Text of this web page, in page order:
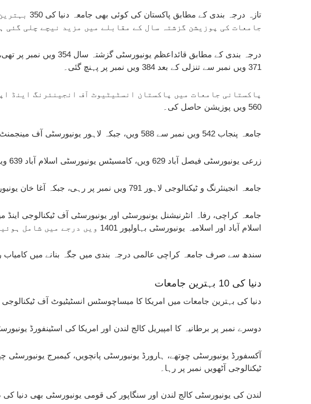
تازہ درجہ
جامعات کی پوزیشن گزشتہ سال کے مقابلے میں مزید نیچے چلی گئی
371 ویں نمبر سے تنزلی کے بعد 384 ویں نمبر پر پہنچ گئی۔
560 ویں پوزیشن حاصل کی۔
جامعہ پنجاب 542 ویں نمبر سے 588 ویں، جبکہ لاہور یونیورسٹی آف مینجمنٹ سائنسز 555 ویں نمبر سے 608 ویں پوزیشن پر آ گئی۔
زرعی یونیورسٹی فیصل آباد 629 ویں، کامسیٹس یونیورسٹی اسلام آباد 639 ویں اور گورنمنٹ کالج یونیورسٹی فیصل آباد 691 ویں نمبر پر رہی۔
جامعہ انجینئرنگ و ٹیکنالوجی لاہور 791 ویں نمبر پر رہی، جبکہ آغا خان یونیورسٹی اور جامعہ پشاور 951 ویں پوزیشن پر شامل رہیں۔
اسلام آباد اور اسلامیہ یونیورسٹی بہاولپور 1401 ویں درجے میں شامل ہوئیں۔
سندھ سے صرف جامعہ کراچی عالمی درجہ بندی میں جگہ بنانے میں
دنیا کی 10 بہترین جامعات
دنیا کی بہترین جامعات میں امریکا کا میساچوسٹس انسٹیٹیوٹ آف ٹیکنالوجی
دوسرے نمبر پر برطانیہ کا امپیریل کالج لندن اور امریکا کی اسٹینفورڈ
آکسفورڈ یونیورسٹی چوتھے، ہارورڈ یونیورسٹی پانچویں، کیمبرج یونیورسٹی
ٹیکنالوجی آٹھویں نمبر پر رہا۔
لندن کی یونیورسٹی کالج لندن اور سنگاپور کی قومی یونیورسٹی بھی دنیا